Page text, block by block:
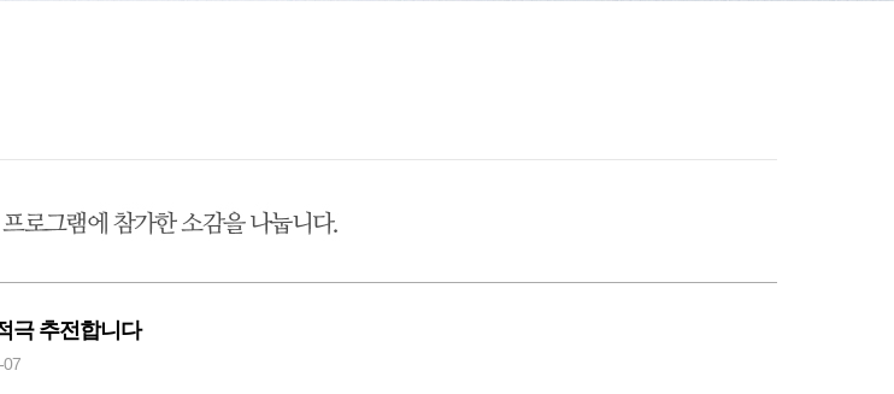
극 추전합니다
07